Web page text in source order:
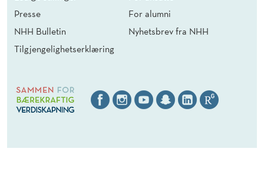
Presse
NHH Bulletin
Tilgjengelighetserklæring
For alumni
Nyhetsbrev fra NHH